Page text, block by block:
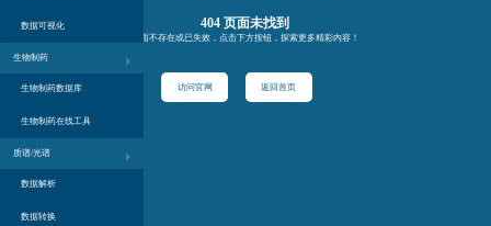
数据可视化
生物制药
生物制药数据库
生物制药在线工具
质谱/光谱
数据解析
数据转换
404 页面未找到
页面不存在或已失效，点击下方按钮，探索更多精彩内容！
访问官网 返回首页